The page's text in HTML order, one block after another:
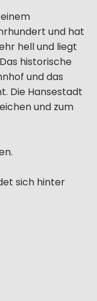
und hat
hell und liegt
historische
und das
Die Hansestadt
und zum
sich hinter